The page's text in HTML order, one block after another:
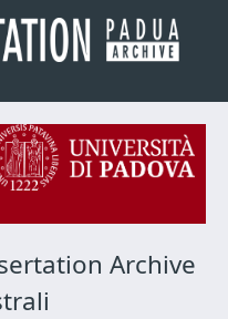
Archive